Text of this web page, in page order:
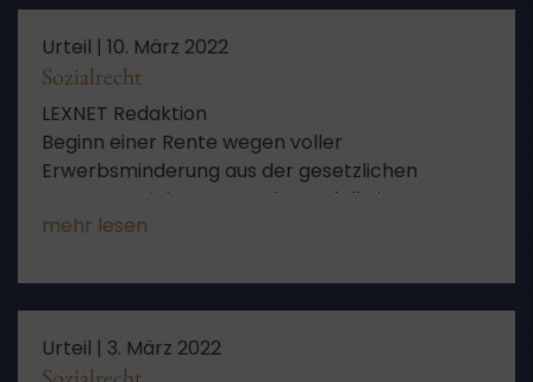
Urteil | 10. März 2022
Sozialrecht
LEXNET Redaktion
Beginn einer Rente wegen voller
Erwerbsminderung aus der gesetzlichen
Rentenversicherung nach Wegfall eines
Teilzeitarbeitsplatzes – gleichzeitiger Beginn
Menschen
mehr lesen
Urteil | 3. März 2022